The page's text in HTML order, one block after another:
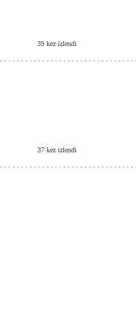
39 kez izlendi
37 kez izlendi